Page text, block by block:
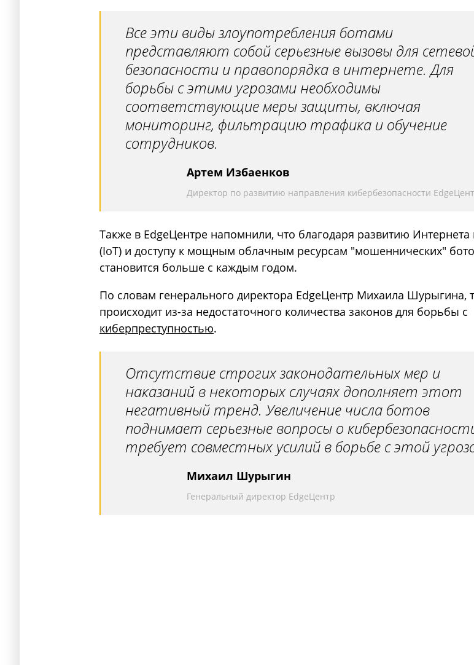
Все эти виды злоупотребления ботами
представляют собой серьезные вызовы для
безопасности и правопорядка в интернете. Для
борьбы с этими угрозами необходимы
соответствующие меры защиты, включая
мониторинг, фильтрацию трафика и обучение
сотрудников.
Артем Избаенков
Директор по развитию направления кибербезопасности
Также в EdgeЦентре напомнили, что благодаря развитию
(IoT) и доступу к мощным облачным ресурсам "мошеннических"
становится больше с каждым годом.
По словам генерального директора EdgeЦентр Михаила Шурыгина,
происходит из-за недостаточного количества законов для борьбы с
киберпреступностью.
Отсутствие строгих законодательных мер и
наказаний в некоторых случаях дополняет этот
негативный тренд. Увеличение числа ботов
поднимает серьезные вопросы о
требует совместных усилий в борьбе с этой
Михаил Шурыгин
Генеральный директор EdgeЦентр